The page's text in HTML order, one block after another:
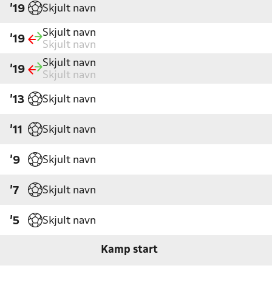
'19 Skjult navn
'19
Skjult navn
Skjult navn
'19
Skjult navn
Skjult navn
'13 Skjult navn
'11 Skjult navn
'9 Skjult navn
'7 Skjult navn
'5 Skjult navn
Kamp start